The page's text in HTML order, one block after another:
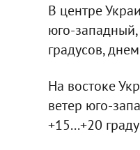
В центре
юго-
градусов,
На востоке
ветер юго-
+15...+20